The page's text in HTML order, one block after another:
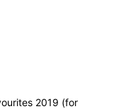
2019 (for